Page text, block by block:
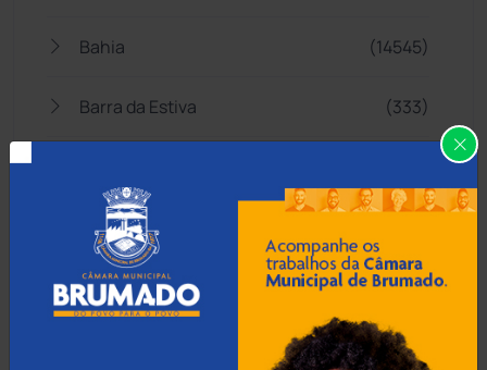
Bahia (14545)
Barra da Estiva (333)
Belo Campo
Bom Jesus da Lapa (507)
(152)